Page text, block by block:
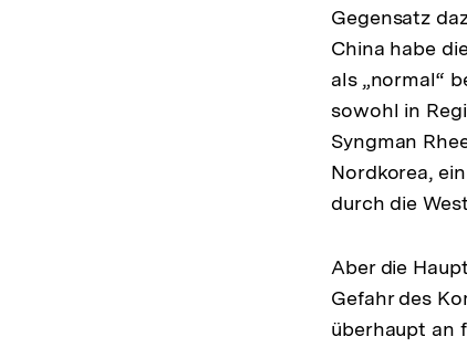
Gegensatz
China habe
als „normal“
sowohl in
Syngman
Nordkorea,
durch die
Aber die
Gefahr des
überhaupt an